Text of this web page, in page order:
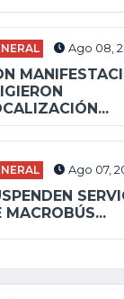
Ago 08,
Ago 07,
MACROBÚS...